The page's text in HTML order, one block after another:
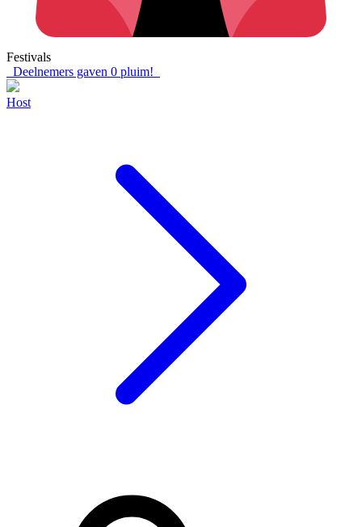
Festivals
Deelnemers gaven 0 pluim!
Host